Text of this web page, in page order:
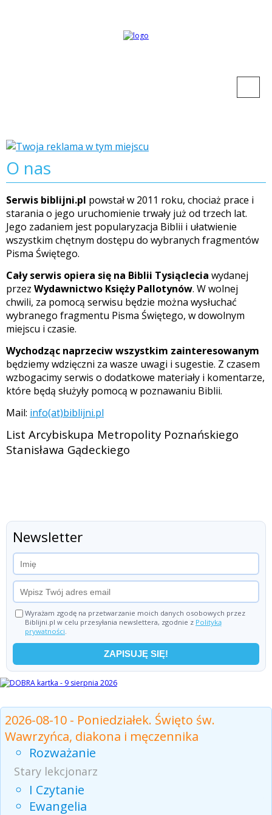
2026-08-10 - Poniedziałek. Święto św.
Wawrzyńca, diakona i męczennika
Rozważanie
Stary lekcjonarz
I Czytanie
Ewangelia
O nas
Serwis biblijni.pl powstał w 2011 roku, chociaż prace i
starania o jego uruchomienie trwały już od trzech lat.
Jego zadaniem jest popularyzacja Biblii i ułatwienie
wszystkim chętnym dostępu do wybranych fragmentów
Pisma Świętego.
Cały serwis opiera się na Biblii Tysiąclecia wydanej
przez Wydawnictwo Księży Pallotynów. W wolnej
chwili, za pomocą serwisu będzie można wysłuchać
wybranego fragmentu Pisma Świętego, w dowolnym
miejscu i czasie.
Wychodząc naprzeciw wszystkim zainteresowanym
będziemy wdzięczni za wasze uwagi i sugestie. Z czasem
wzbogacimy serwis o dodatkowe materiały i komentarze,
które będą służyły pomocą w poznawaniu Biblii.
Mail: info(at)biblijni.pl
List Arcybiskupa Metropolity Poznańskiego
Stanisława Gądeckiego
Newsletter
Wyrażam zgodę na przetwarzanie moich danych osobowych przez
Biblijni.pl w celu przesyłania newslettera, zgodnie z Polityką
prywatności.